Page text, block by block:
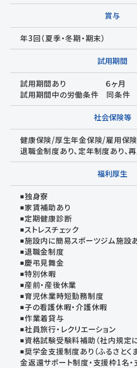
賞与
年3回（夏季・冬期・期末）
試用期間
試用期間あり ６ヶ月
試用期間中の労働条件 同条件
社会保険等
健康保険/厚生年金保険/雇用保
退職金制度あり、定年制度あり、
福利厚生
◾独身寮
◾家賃補助あり
◾定期健康診断
◾ストレスチェック
◾施設内に簡易スポーツジム施設
◾退職金制度
◾慶弔見舞金
◾特別休暇
◾産前・産後休業
◾育児休業時短勤務制度
◾子の看護休暇・介護休暇
◾作業着貸与
◾社員旅行・レクリエーション
◾資格試験受験料補助（社内規定に
◾奨学金支援制度あり（ふるさと
金返還サポート制度・支援枠1名